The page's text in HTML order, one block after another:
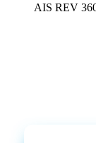
AIS REV